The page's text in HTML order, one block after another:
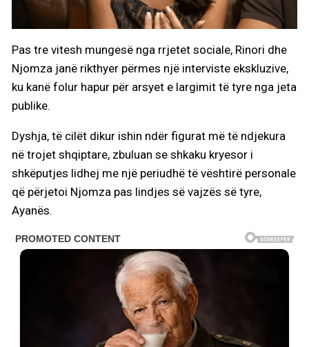
Pas tre vitesh mungesë nga rrjetet sociale, Rinori dhe
Njomza janë rikthyer përmes një interviste ekskluzive,
ku kanë folur hapur për arsyet e largimit të tyre nga jeta
publike.
Dyshja, të cilët dikur ishin ndër figurat më të ndjekura
në trojet shqiptare, zbuluan se shkaku kryesor i
shkëputjes lidhej me një periudhë të vështirë personale
që përjetoi Njomza pas lindjes së vajzës së tyre,
Ayanës.